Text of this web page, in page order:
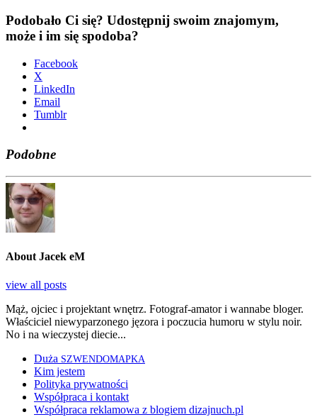
Podobało Ci się? Udostępnij swoim znajomym,
może i im się spodoba?
Face­bo­ok
X
Lin­ke­dIn
Ema­il
Tum­blr
Podobne
About Jacek eM
view all posts
Mąż, ojciec i projektant wnętrz. Fotograf-amator i wannabe bloger.
Właściciel niewyparzonego jęzora i poczucia humoru w stylu noir.
No i na wieczystej diecie...
Duża SZWENDOMAPKA
Kim jestem
Polityka prywatności
Współpraca i kontakt
Współpraca reklamowa z blogiem dizajnuch.pl